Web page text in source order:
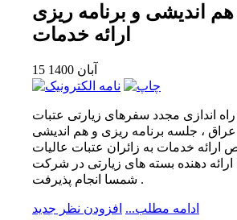
هم اندیشی و برنامه ریزی
ارائه خدمات
15 آبان 1400
راه اندازی مجدد سفرهای زیارتی عتبات
عراق ، جلسه برنامه ریزی و هم اندیشی
خدمات به زائران عتبات عالیات
دهنده بسته های زیارتی در شرکت
شمسا انجام پذیرفت .
ادامه مطلب... افزودن نظر جدید